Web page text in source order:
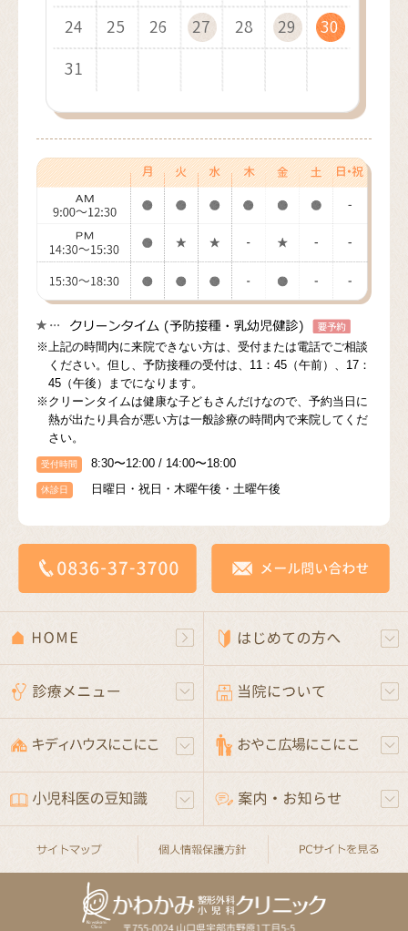
24
25 26 27 28 29
30
31
28
29 30
26
27 28 29 30 31
23
24 25 26 27 28
29
30
28
29 30 31
25
26 27 28 29 30 31
29
30 31
26
27 28 29 30
24
25 26 27 28 29
30
31
28
29 30
26
27 28 29 30 31
※上記の時間内に来院できない方は、受付または電話でご相談
ください。但し、予防接種の受付は、11：45（午前）、17：
45（午後）までになります。
※クリーンタイムは健康な子どもさんだけなので、予約当日に
熱が出たり具合が悪い方は一般診療の時間内で来院してくだ
さい。
受付時間 8:30〜12:00 / 14:00〜18:00
休診日 日曜日・祝日・木曜午後・土曜午後